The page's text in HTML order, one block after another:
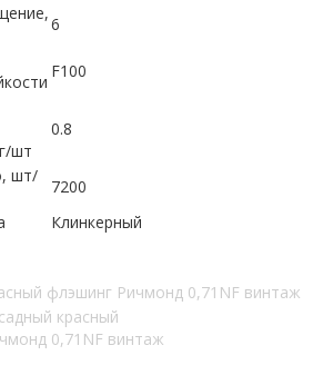
6
F100
шт
0.8
шт/
7200
Клинкерный
флэшинг Ричмонд 0,71NF винтаж
красный
0,71NF винтаж